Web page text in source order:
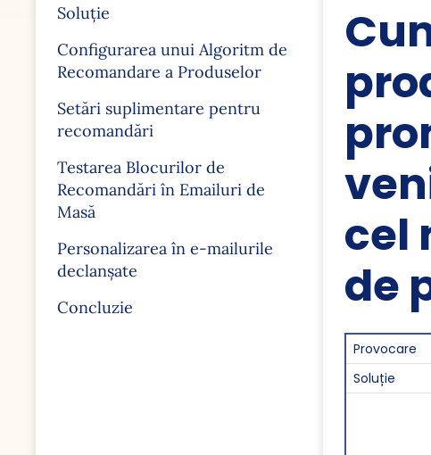
Soluție
Configurarea unui Algoritm de
Recomandare a Produselor
Setări suplimentare pentru
recomandări
Testarea Blocurilor de
Recomandări în Emailuri de
Masă
Personalizarea în e-mailurile
declanșate
Concluzie
cel
de
Provocare
Soluție